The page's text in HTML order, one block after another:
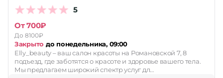
5
От 700₽
До 8100₽
Закрыто до понедельника, 09:00
Elly_beauty – ваш салон красоты на Романовской 7, 8
подъезд, где заботятся о красоте и здоровье вашего тела.
Мы предлагаем широкий спектр услуг дл…